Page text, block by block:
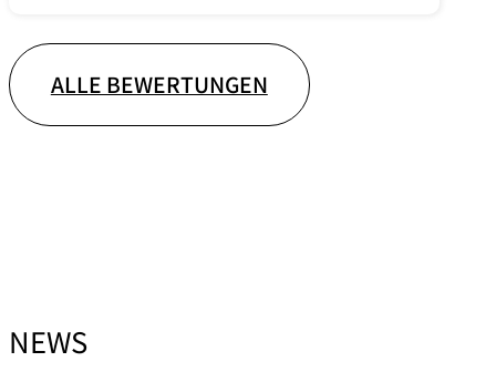
ALLE BEWERTUNGEN
NEWS